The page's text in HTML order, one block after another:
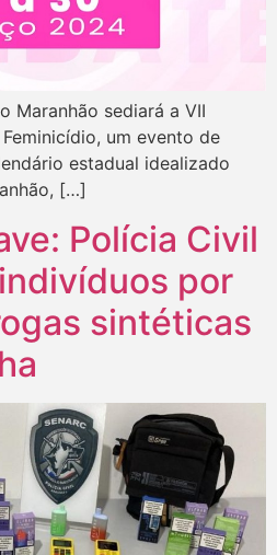
Maranhão sediará a VII
um evento de
estadual idealizado
[…]
Polícia Civil
por
sintéticas